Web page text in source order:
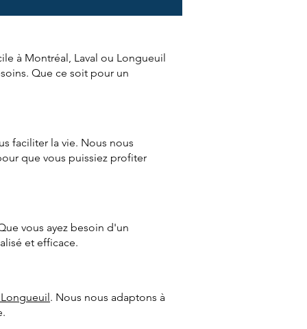
à Montréal, Laval ou Longueuil
Que ce soit pour un
faciliter la vie. Nous nous
que vous puissiez profiter
vous ayez besoin d'un
et efficace.
. Nous nous adaptons à